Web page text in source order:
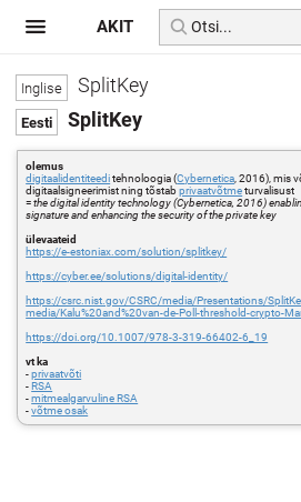
SplitKey
SplitKey
olemus
digitaalidentiteeditehnoloogia (Cybernetica , 2016), mis
digitaalsigneerimist ning tõstabprivaatvõtmeturvalisust
=the digital identity technology (Cybernetica, 2016)
signature and enhancing the security of the private key
ülevaateid
https://e-estoniax.com/solution/splitkey/
https://cyber.ee/solutions/digital-identity/
https://csrc.nist.gov/CSRC/media/Presentations/
media/Kalu%20and%20van-de-Poll-threshold-crypto-
https://doi.org/10.1007/978-3-319-66402-6_19
vt ka
-privaatvõti
-RSA
-mitmealgarvuline RSA
-võtme osak
AKIT